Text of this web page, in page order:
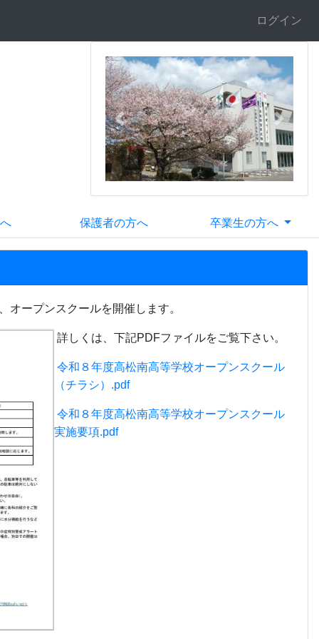
ログイン
Previous Next
保護者の方へ 卒業生の方へ
ープンスクールを開催します。
詳しくは、下記PDFファイルをご覧下さい。
令和８年度高松南高等学校オープンスクール
（チラシ）.pdf
令和８年度高松南高等学校オープンスクール
実施要項.pdf